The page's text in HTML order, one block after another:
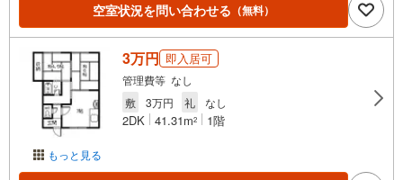
空室状況を問い合わせる （無料）
もっと見る
3万円 即入居可
管理費等 なし
敷
3万円 礼 なし
2DK 41.31m2 1階